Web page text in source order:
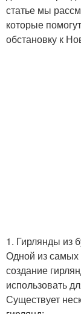
статье мы
которые
обстановку к
1. Гирлянды из
Одной из самых
создание
использовать
Существует